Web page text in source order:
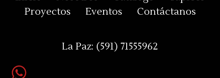
Proyectos
Eventos Contáctanos
La Paz: (591) 71555962